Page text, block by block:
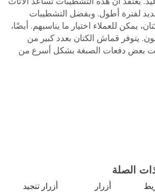
لفترة أطول. وبفضل التشطيبات
يمكن للعملاء اختيار ما يناسبهم. أيضًا،
يتوفر قماش الكتان بعدد كبير من
بعض دفعات الصبغة بشكل أسرع من
الصلة
أزرار
أزرار تنجيد